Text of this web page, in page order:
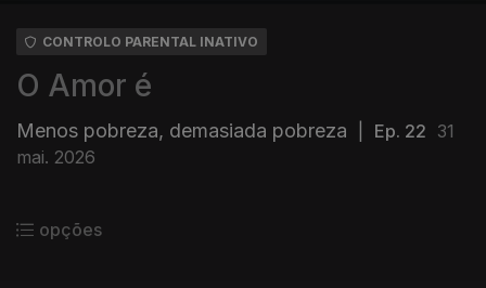
CONTROLO PARENTAL INATIVO
O Amor é
Menos pobreza, demasiada pobreza Ep. 22 31
mai. 2026
opções